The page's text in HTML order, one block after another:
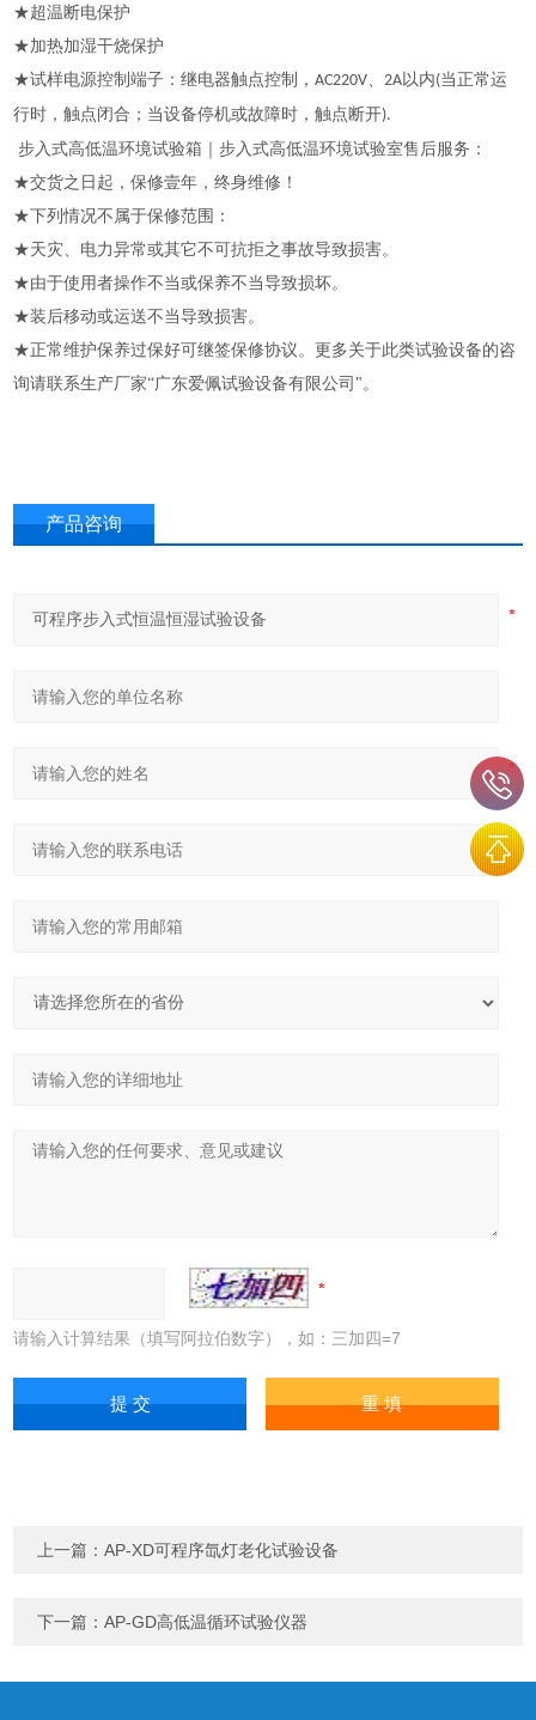
★超温断电保护
★加热加湿干烧保护
★试样电源控制端子：继电器触点控制，AC220V、2A以内(当正常运
行时，触点闭合；当设备停机或故障时，触点断开).
步入式高低温环境试验箱｜步入式高低温环境试验室售后服务：
★交货之日起，保修壹年，终身维修！
★下列情况不属于保修范围：
★天灾、电力异常或其它不可抗拒之事故导致损害。
★由于使用者操作不当或保养不当导致损坏。
★装后移动或运送不当导致损害。
★正常维护保养过保好可继签保修协议。更多关于此类试验设备的咨
询请联系生产厂家“广东爱佩试验设备有限公司"。
产品咨询
请输入计算结果（填写阿拉伯数字），如：三加四=7
上一篇：AP-XD可程序氙灯老化试验设备
下一篇：AP-GD高低温循环试验仪器